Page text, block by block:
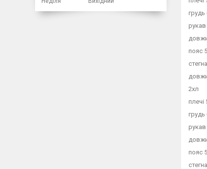
грудь
рукав
пояс
2хл
плечі
грудь
рукав
пояс